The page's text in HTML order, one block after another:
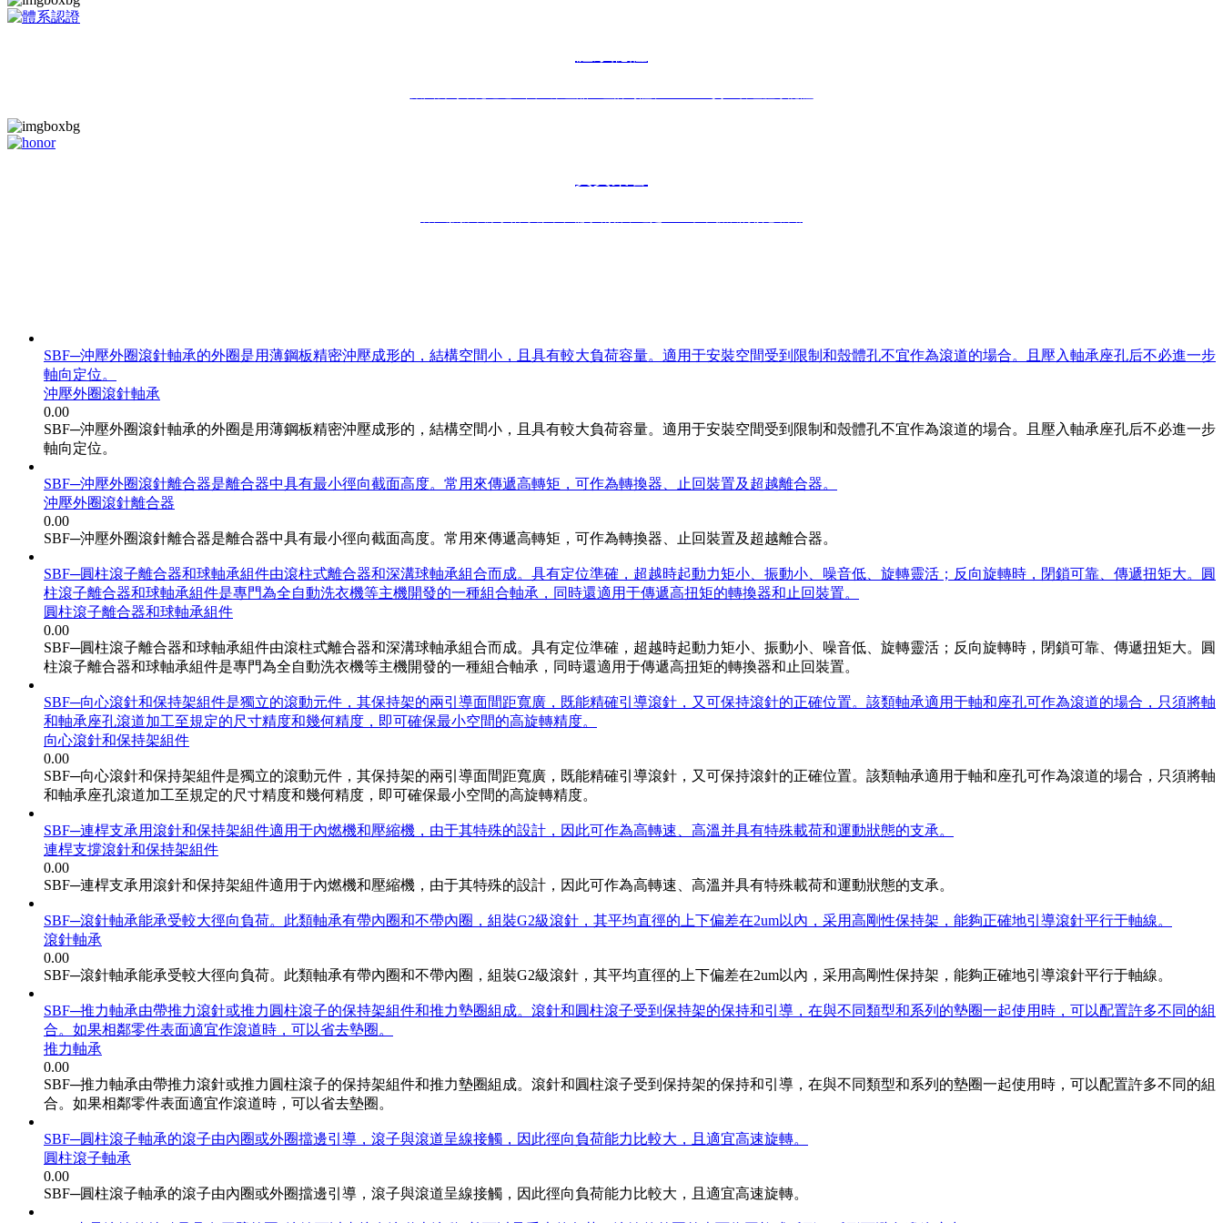
SBF─沖壓外圈滾針軸承的外圈是用薄鋼板精密沖壓成形的，結構空間小，且具有較大負荷容量。適用于安裝空間受到限制和殼體孔不宜作為滾道的場合。且壓入軸承座孔后不必進一步
軸向定位。
沖壓外圈滾針軸承
0.00
SBF─沖壓外圈滾針軸承的外圈是用薄鋼板精密沖壓成形的，結構空間小，且具有較大負荷容量。適用于安裝空間受到限制和殼體孔不宜作為滾道的場合。且壓入軸承座孔后不必進一步
軸向定位。
SBF─沖壓外圈滾針離合器是離合器中具有最小徑向截面高度。常用來傳遞高轉矩，可作為轉換器、止回裝置及超越離合器。
沖壓外圈滾針離合器
0.00
SBF─沖壓外圈滾針離合器是離合器中具有最小徑向截面高度。常用來傳遞高轉矩，可作為轉換器、止回裝置及超越離合器。
SBF─圓柱滾子離合器和球軸承組件由滾柱式離合器和深溝球軸承組合而成。具有定位準確，超越時起動力矩小、振動小、噪音低、旋轉靈活；反向旋轉時，閉鎖可靠、傳遞扭矩大。圓
柱滾子離合器和球軸承組件是專門為全自動洗衣機等主機開發的一種組合軸承，同時還適用于傳遞高扭矩的轉換器和止回裝置。
圓柱滾子離合器和球軸承組件
0.00
SBF─圓柱滾子離合器和球軸承組件由滾柱式離合器和深溝球軸承組合而成。具有定位準確，超越時起動力矩小、振動小、噪音低、旋轉靈活；反向旋轉時，閉鎖可靠、傳遞扭矩大。圓
柱滾子離合器和球軸承組件是專門為全自動洗衣機等主機開發的一種組合軸承，同時還適用于傳遞高扭矩的轉換器和止回裝置。
SBF─向心滾針和保持架組件是獨立的滾動元件，其保持架的兩引導面間距寬廣，既能精確引導滾針，又可保持滾針的正確位置。該類軸承適用于軸和座孔可作為滾道的場合，只須將軸
和軸承座孔滾道加工至規定的尺寸精度和幾何精度，即可確保最小空間的高旋轉精度。
向心滾針和保持架組件
0.00
SBF─向心滾針和保持架組件是獨立的滾動元件，其保持架的兩引導面間距寬廣，既能精確引導滾針，又可保持滾針的正確位置。該類軸承適用于軸和座孔可作為滾道的場合，只須將軸
和軸承座孔滾道加工至規定的尺寸精度和幾何精度，即可確保最小空間的高旋轉精度。
SBF─連桿支承用滾針和保持架組件適用于內燃機和壓縮機，由于其特殊的設計，因此可作為高轉速、高溫并具有特殊載荷和運動狀態的支承。
連桿支撐滾針和保持架組件
0.00
SBF─連桿支承用滾針和保持架組件適用于內燃機和壓縮機，由于其特殊的設計，因此可作為高轉速、高溫并具有特殊載荷和運動狀態的支承。
SBF─滾針軸承能承受較大徑向負荷。此類軸承有帶內圈和不帶內圈，組裝G2級滾針，其平均直徑的上下偏差在2um以內，采用高剛性保持架，能夠正確地引導滾針平行于軸線。
滾針軸承
0.00
SBF─滾針軸承能承受較大徑向負荷。此類軸承有帶內圈和不帶內圈，組裝G2級滾針，其平均直徑的上下偏差在2um以內，采用高剛性保持架，能夠正確地引導滾針平行于軸線。
SBF─推力軸承由帶推力滾針或推力圓柱滾子的保持架組件和推力墊圈組成。滾針和圓柱滾子受到保持架的保持和引導，在與不同類型和系列的墊圈一起使用時，可以配置許多不同的組
合。如果相鄰零件表面適宜作滾道時，可以省去墊圈。
推力軸承
0.00
SBF─推力軸承由帶推力滾針或推力圓柱滾子的保持架組件和推力墊圈組成。滾針和圓柱滾子受到保持架的保持和引導，在與不同類型和系列的墊圈一起使用時，可以配置許多不同的組
合。如果相鄰零件表面適宜作滾道時，可以省去墊圈。
SBF─圓柱滾子軸承的滾子由內圈或外圈擋邊引導，滾子與滾道呈線接觸，因此徑向負荷能力比較大，且適宜高速旋轉。
圓柱滾子軸承
0.00
SBF─圓柱滾子軸承的滾子由內圈或外圈擋邊引導，滾子與滾道呈線接觸，因此徑向負荷能力比較大，且適宜高速旋轉。